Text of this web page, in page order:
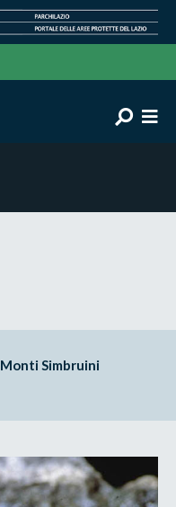
Monti Simbruini